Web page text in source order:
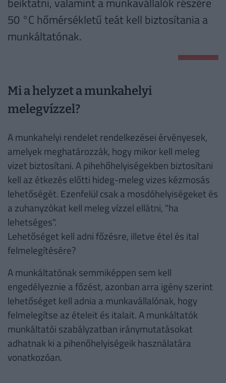
50 °C hőmérsékletű teát kell biztosítania a
munkáltatónak.
Mi a helyzet a munkahelyi
melegvízzel?
A munkahelyi rendelet rendelkezései érvényesek,
amelyek meghatározzák, hogy mikor kell meleg
vizet biztosítani. A pihehőhelyiségekben biztosítani
kell az étkezés előtti hideg-meleg vizes kézmosás
lehetőségét. Ezenfelül csak a mosdóhelyiségeket és
a zuhanyzókat kell meleg vízzel ellátni, "ha
lehetséges".
Lehetőséget kell adni főzésre, illetve étel és ital
felmelegítésére?
A munkáltatónak semmiképpen sem kell
engedélyeznie a főzést, azonban arra igény szerint
lehetőséget kell adnia a munkavállalónak, hogy
felmelegítse az ételeit és italait. A munkáltatók
munkáltatói szabályzatban iránymutatásokat
adhatnak ki a pihenőhelyiségeik használatára
vonatkozóan.